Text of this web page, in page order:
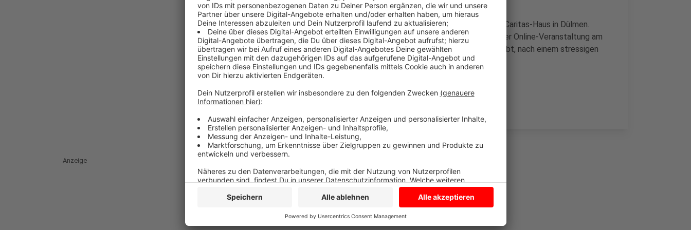
Den Auftakt macht eine Ausstellung übermorgen, am Montag im Caritas-Haus in Dülmen.
Betroffene zeigen in Bildern, wie sie ihre Sucht verarbeiten. In einer Online-Veranstaltung am
kommenden Freitag erfahren Eltern welche gesunden Wege es gibt, nach einem stressigen
Tag abzuschalten. Alle Infos gibt esHIER.
Anzeige